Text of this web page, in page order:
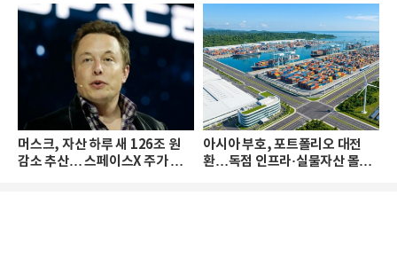
머스크, 자산 하루 새 126조 원
감소 추산… 스페이스X 주가 하
아시아 부호, 포트폴리오 대전
환…독점 인프라·실물자산 몰린